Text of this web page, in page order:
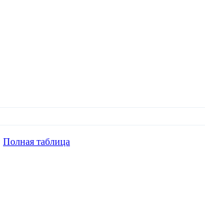
Полная таблица